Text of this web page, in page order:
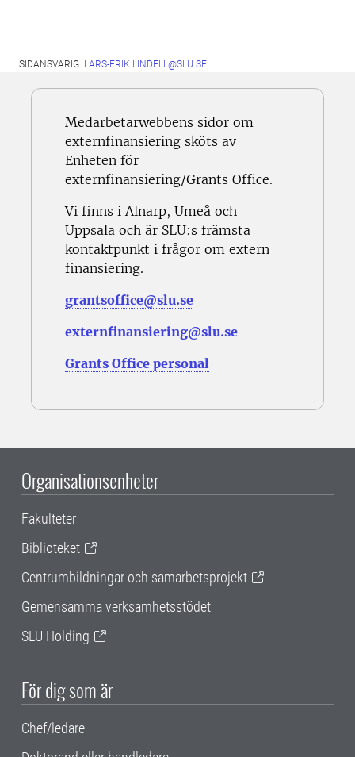
SIDANSVARIG: LARS-ERIK.LINDELL@SLU.SE
Medarbetarwebbens sidor om
externfinansiering sköts av
Enheten för
externfinansiering/Grants Office.
Vi finns i Alnarp, Umeå och
Uppsala och är SLU:s främsta
kontaktpunkt i frågor om extern
finansiering.
grantsoffice@slu.se
externfinansiering@slu.se
Grants Office personal
Organisationsenheter
Fakulteter
Biblioteket
Centrumbildningar och samarbetsprojekt
Gemensamma verksamhetsstödet
SLU Holding
För dig som är
Chef/ledare